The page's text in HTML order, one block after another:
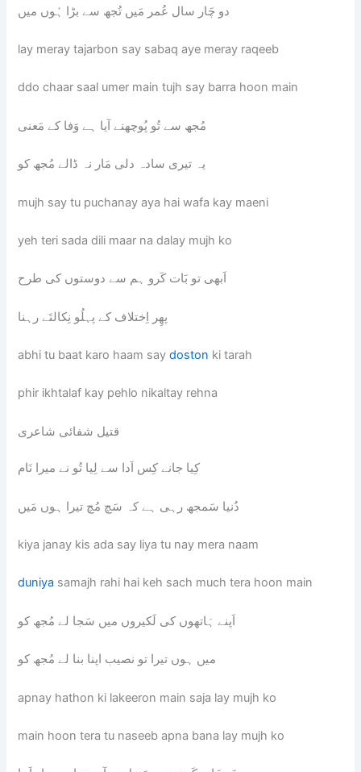
lay meray tajarbon say sabaq aye meray raqeeb
ddo chaar saal umer main tujh say barra hoon main
mujh say tu puchanay aya hai wafa kay maeni
yeh teri sada dili maar na dalay mujh ko
abhi tu baat karo haam saydoston ki tarah
phir ikhtalaf kay pehlo nikaltay rehna
قتیل شفائی شاعری
kiya janay kis ada say liya tu nay mera naam
duniya samajh rahi hai keh sach much tera hoon main
apnay hathon ki lakeeron main saja lay mujh ko
main hoon tera tu naseeb apna bana lay mujh ko